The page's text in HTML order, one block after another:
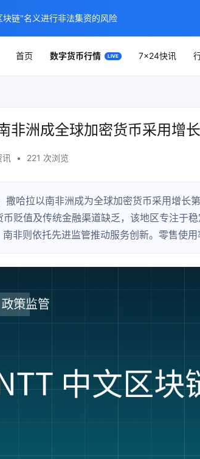
首页 数字货币行情 7×24快讯
非洲成全球加密货币采用增
讯 • 221 次浏览
撒哈拉以南非洲成为全球加密货币采用增长
贬值及传统金融渠道缺乏，该地区专注于
非则依托先进监管推动服务创新。零售使用
链"名义进行非法集资的风险